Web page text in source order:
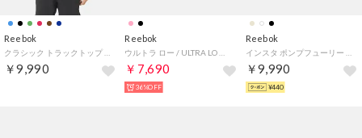
Reebok
￥9,990
Reebok
￥7,690
36%OFF
Reebok
￥9,990
¥440